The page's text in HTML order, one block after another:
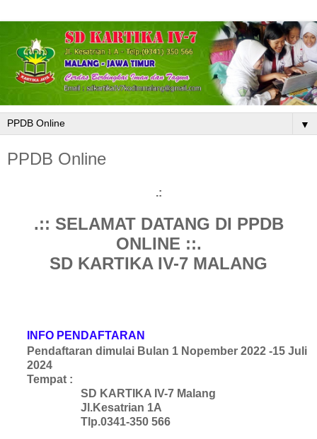
▼
PPDB Online
.:
.:: SELAMAT DATANG DI PPDB
ONLINE ::.
SD KARTIKA IV-7 MALANG
INFO PENDAFTARAN
Pendaftaran dimulai Bulan 1 Nopember 2022 -15 Juli
2024
Tempat :
SD KARTIKA IV-7 Malang
Jl.Kesatrian 1A
Tlp.0341-350 566